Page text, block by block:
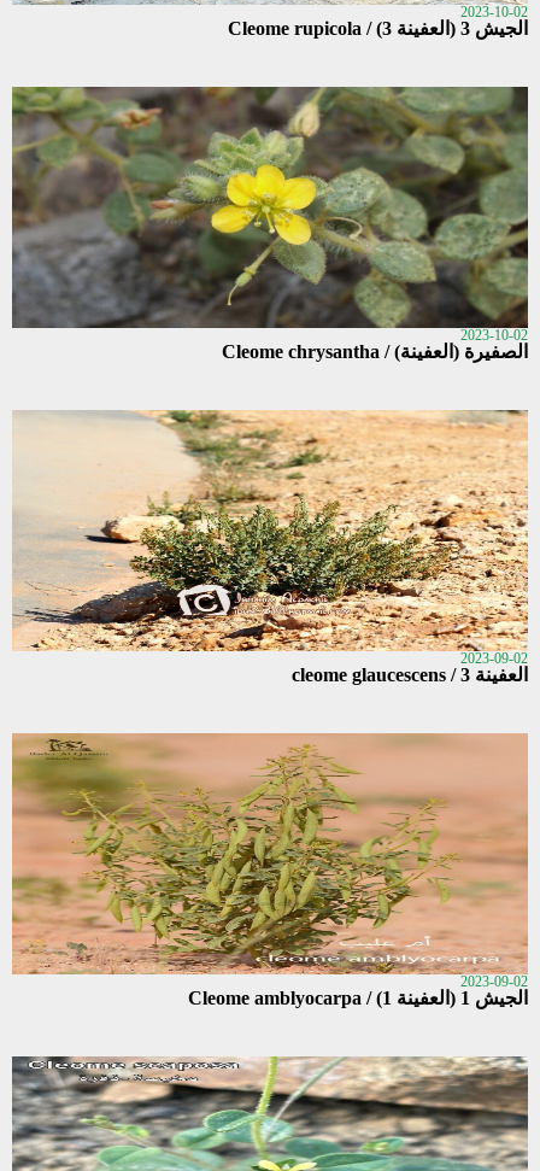
2023-10-02
الجيش 3 (العفينة 3) / Cleome rupicola
2023-10-02
الصفيرة (العفينة) / Cleome chrysantha
2023-09-02
العفينة 3 / cleome glaucescens
2023-09-02
الجيش 1 (العفينة 1) / Cleome amblyocarpa